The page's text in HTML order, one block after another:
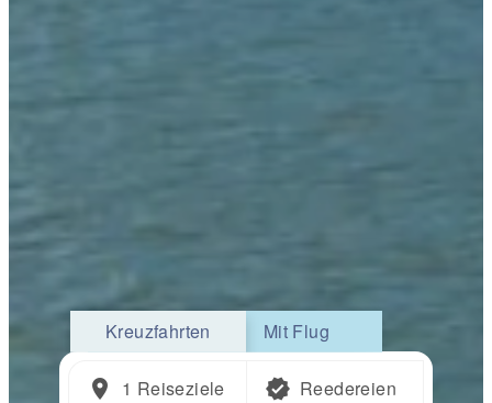
Kreuzfahrten Mit Flug
1 Reiseziele Reedereien